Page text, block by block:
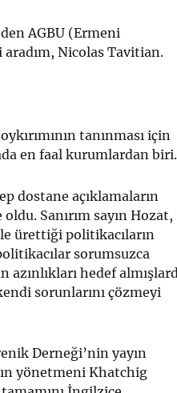
AGBU (Ermeni
Nicolas Tavitian.
tanınması için
en faal kurumlardan biri.
dostane açıklamaların
oldu. Sanırım sayın Hozat,
ürettiği politikacıların
sorumsuzca
hedef
sorunlarını çözmeyi
Derneği’nin yayın
yönetmeni Khatchig